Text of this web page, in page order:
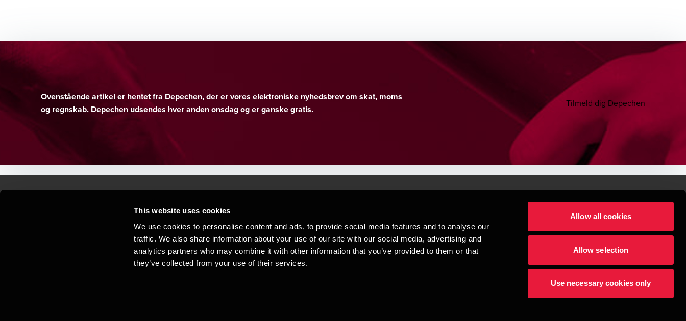
This website uses cookies
We use cookies to personalise content and ads, to provide social media features and to analyse our
traffic. We also share information about your use of our site with our social media, advertising and
analytics partners who may combine it with other information that you’ve provided to them or that
they’ve collected from your use of their services.
Allow all cookies
Allow selection
Use necessary cookies only
Ovenstående artikel er hentet fra Depechen, der er vores elektroniske nyhedsbrev om skat, moms
og regnskab. Depechen udsendes hver anden onsdag og er ganske gratis.
Tilmeld dig Depechen
Kontorsteder
Juridisk og privatliv
Sitemap
Whistleblower
Mennesker, der hjælper mennesker
Vi mener, at enestående rådgivning begynder med at opbygge enestående relationer.
Copyright © 2026 BDO Statsautoriseret Revisionspartnerselskab, en danskejet rådgivnings- og revisionsvirksomhed,
er medlem af BDO International Limited - et UK-baseret selskab med begrænset hæftelse - og del af det internationale
BDO-netværk bestående af uafhængige medlemsfirmaer. BDO er varemærke for både BDO-netværket og for alle BDO
medlemsfirmaerne. BDO i Danmark beskæftiger mere end 1.800 medarbejdere, mens det verdensomspændende BDO-